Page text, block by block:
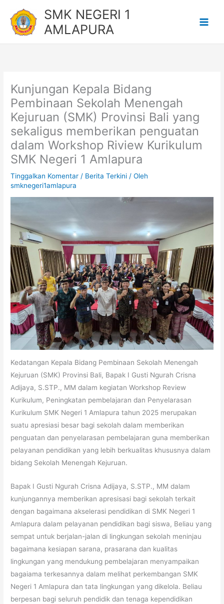
konten
SMK NEGERI 1
AMLAPURA
Kunjungan Kepala Bidang
Pembinaan Sekolah Menengah
Kejuruan (SMK) Provinsi Bali yang
sekaligus memberikan penguatan
dalam Workshop Riview Kurikulum
SMK Negeri 1 Amlapura
Tinggalkan Komentar / Berita Terkini / Oleh
smknegeri1amlapura
Kedatangan Kepala Bidang Pembinaan Sekolah Menengah
Kejuruan (SMK) Provinsi Bali, Bapak I Gusti Ngurah Crisna
Adijaya, S.STP., MM dalam kegiatan Workshop Review
Kurikulum, Peningkatan pembelajaran dan Penyelarasan
Kurikulum SMK Negeri 1 Amlapura tahun 2025 merupakan
suatu apresiasi besar bagi sekolah dalam memberikan
penguatan dan penyelarasan pembelajaran guna memberikan
pelayanan pendidikan yang lebih berkualitas khususnya dalam
bidang Sekolah Menengah Kejuruan.
Bapak I Gusti Ngurah Crisna Adijaya, S.STP., MM dalam
kunjungannya memberikan apresisasi bagi sekolah terkait
dengan bagaimana akselerasi pendidikan di SMK Negeri 1
Amlapura dalam pelayanan pendidikan bagi siswa, Beliau yang
sempat untuk berjalan-jalan di lingkungan sekolah meninjau
bagaimana kesiapan sarana, prasarana dan kualitas
lingkungan yang mendukung pembelajaran menyampaikan
bagaiama terkesannya dalam melihat perkembangan SMK
Negeri 1 Amlapura dan tata lingkungan yang dikelola. Beliau
berpesan bagi seluruh pendidik dan tenaga kependidikan